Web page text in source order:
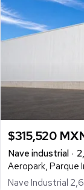
$315,520
Nave industrial
Aeropark, Parque
Nave Industrial